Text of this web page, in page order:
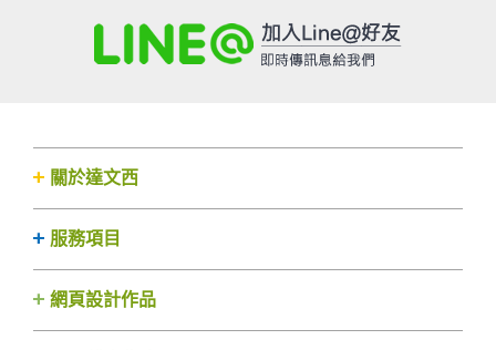
關於達文西
服務項目
網頁設計作品